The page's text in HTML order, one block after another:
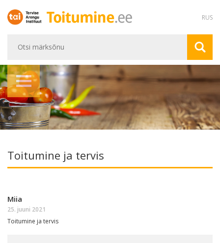
RUS
Toitumine ja tervis
Miia
25. juuni 2021
Toitumine ja tervis